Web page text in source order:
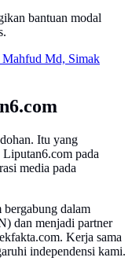
bantuan modal
Mahfud Md, Simak
Itu yang
pada
media pada
dalam
dan menjadi partner
Kerja sama
independensi kami.